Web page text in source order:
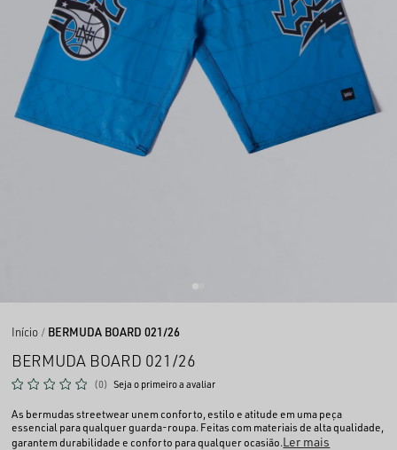
Início BERMUDA BOARD 021/26
BERMUDA BOARD 021/26
(0) Seja o primeiro a avaliar
As bermudas streetwear unem conforto, estilo e atitude em uma peça
essencial para qualquer guarda-roupa. Feitas com materiais de alta qualidade,
garantem durabilidade e conforto para qualquer ocasião.Ler mais